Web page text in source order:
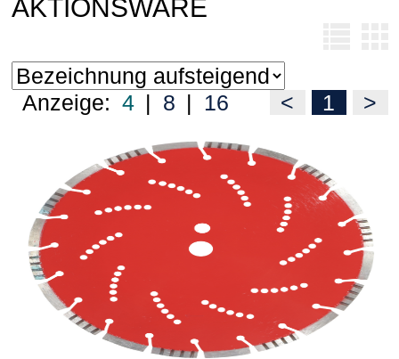
AKTIONSWARE
Anzeige: 4 | 8 | 16 < 1 >